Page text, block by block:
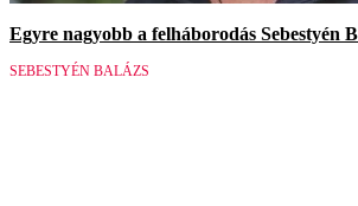
Egyre nagyobb a felháborodás Sebestyén
SEBESTYÉN BALÁZS